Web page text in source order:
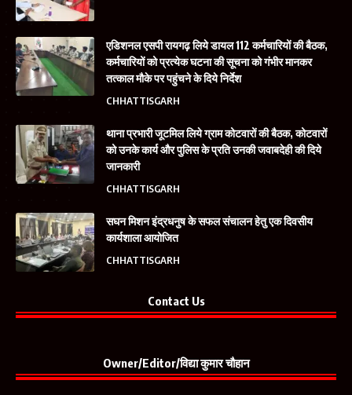
एडिशनल एसपी रायगढ़ लिये डायल 112 कर्मचारियों की बैठक,
कर्मचारियों को प्रत्येक घटना की सूचना को गंभीर मानकर
तत्काल मौके पर पहुंचने के दिये निर्देश
CHHATTISGARH
थाना प्रभारी जूटमिल लिये ग्राम कोटवारों की बैठक, कोटवारों
को उनके कार्य और पुलिस के प्रति उनकी जवाबदेही की दिये
जानकारी
CHHATTISGARH
सघन मिशन इंद्रधनुष के सफल संचालन हेतु एक दिवसीय
कार्यशाला आयोजित
CHHATTISGARH
Contact Us
Owner/Editor/विद्या कुमार चौहान